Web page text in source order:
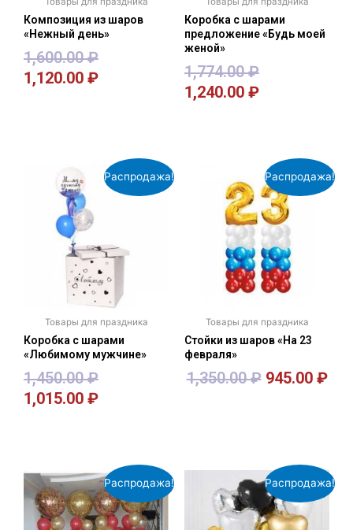
Композиция из шаров
«Нежный день»
1,600.00₽
1,120.00 ₽
Коробка с шарами
предложение «Будь моей
женой»
1,774.00₽
1,240.00 ₽
Распродажа!
Товары для праздника
Коробка с шарами
«Любимому мужчине»
1,450.00₽
1,015.00 ₽
Распродажа!
Товары для праздника
Стойки из шаров «На 23
февраля»
1,350.00₽ 945.00 ₽
Распродажа! Распродажа!